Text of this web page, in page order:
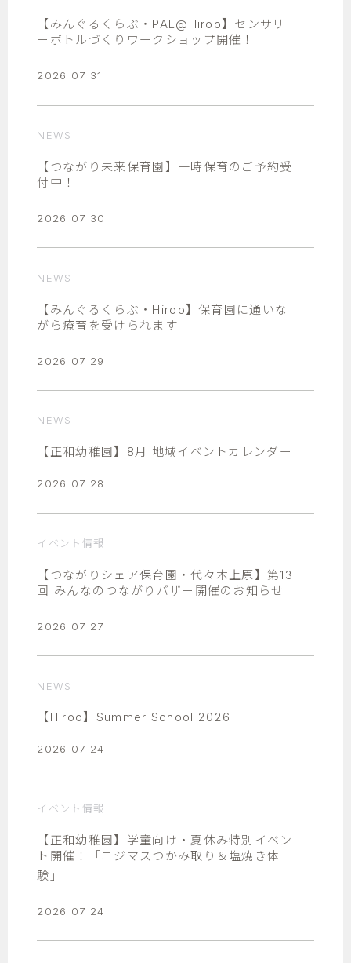
【みんぐるくらぶ・PAL@Hiroo】センサリ
ーボトルづくりワークショップ開催！
2026 07 31
NEWS
【つながり未来保育園】一時保育のご予約受
付中！
2026 07 30
NEWS
【みんぐるくらぶ・Hiroo】保育園に通いな
がら療育を受けられます
2026 07 29
NEWS
【正和幼稚園】8月 地域イベントカレンダー
2026 07 28
イベント情報
【つながりシェア保育園・代々木上原】第13
回 みんなのつながりバザー開催のお知らせ
2026 07 27
NEWS
【Hiroo】Summer School 2026
2026 07 24
イベント情報
【正和幼稚園】学童向け・夏休み特別イベン
ト開催！「ニジマスつかみ取り＆塩焼き体
験」
2026 07 24